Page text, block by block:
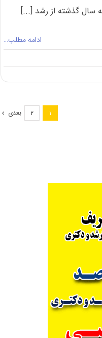
سال گذشته از رشد [...]
ادامه مطلب…
۱ ۲ بعدی